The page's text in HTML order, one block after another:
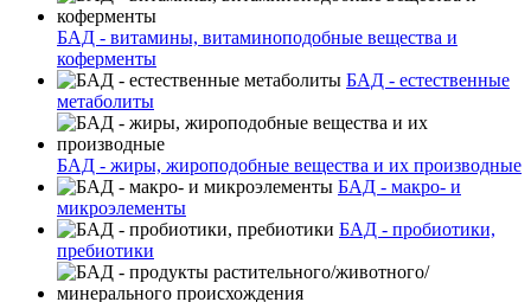
БАД - витамины, витаминоподобные вещества и
коферменты
БАД - естественные
метаболиты
БАД - жиры, жироподобные вещества и их производные
БАД - макро- и
микроэлементы
БАД - пробиотики,
пребиотики